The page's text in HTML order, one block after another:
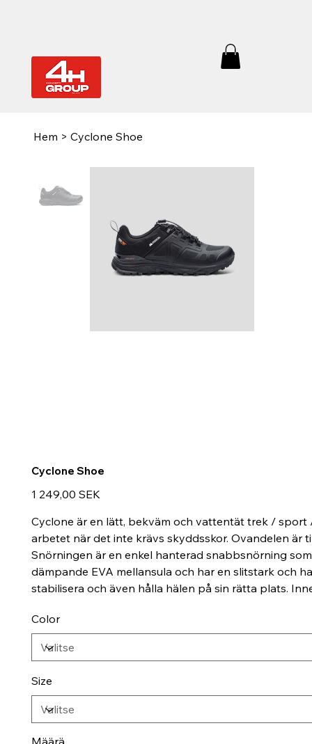
Hem > Cyclone Shoe
Cyclone Shoe
Hinta
1 249,00 SEK
Cyclone är en lätt, bekväm och vattentät trek /
arbetet när det inte krävs skyddsskor. Ovandelen är
Snörningen är en enkel hanterad snabbsnörning
dämpande EVA mellansula och har en slitstark och
stabilisera och även hålla hälen på sin rätta plats.
Color
Size